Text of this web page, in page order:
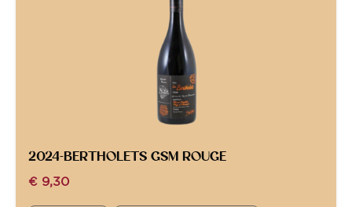
2024-BERTHOLETS GSM ROUGE
€ 9,30